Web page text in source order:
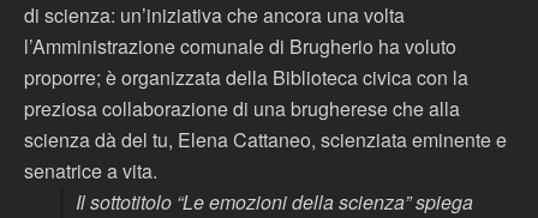
di scienza: un’iniziativa che ancora una volta
l’Amministrazione comunale di Brugherio ha voluto
proporre; è organizzata della Biblioteca civica con la
preziosa collaborazione di una brugherese che alla
scienza dà del tu, Elena Cattaneo, scienziata eminente e
senatrice a vita.
Il sottotitolo “Le emozioni della scienza”spiega